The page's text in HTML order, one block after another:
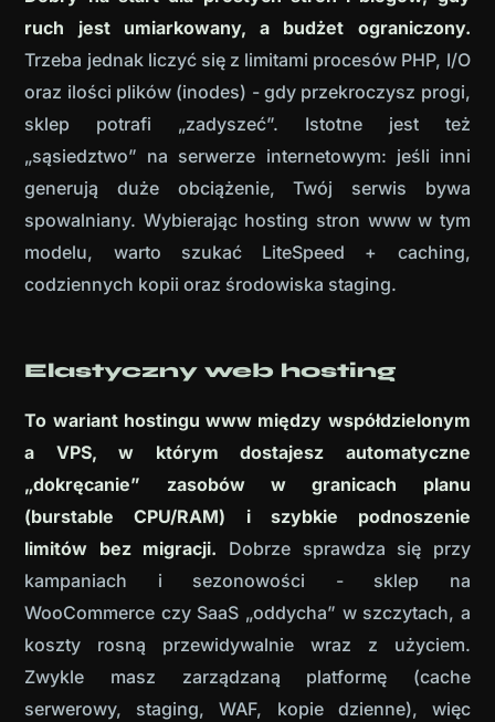
ruch jest umiarkowany, a budżet ograniczony.
Trzeba jednak liczyć się z limitami procesów PHP, I/O
oraz ilości plików (inodes) - gdy przekroczysz progi,
sklep potrafi „zadyszeć”. Istotne jest też
„sąsiedztwo” na serwerze internetowym: jeśli inni
generują duże obciążenie, Twój serwis bywa
spowalniany. Wybierając hosting stron www w tym
modelu, warto szukać LiteSpeed + caching,
codziennych kopii oraz środowiska staging.
Elastyczny web hosting
To wariant hostingu www między współdzielonym
a VPS, w którym dostajesz automatyczne
„dokręcanie” zasobów w granicach planu
(burstable CPU/RAM) i szybkie podnoszenie
limitów bez migracji. Dobrze sprawdza się przy
kampaniach i sezonowości - sklep na
WooCommerce czy SaaS „oddycha” w szczytach, a
koszty rosną przewidywalnie wraz z użyciem.
Zwykle masz zarządzaną platformę (cache
serwerowy, staging, WAF, kopie dzienne), więc